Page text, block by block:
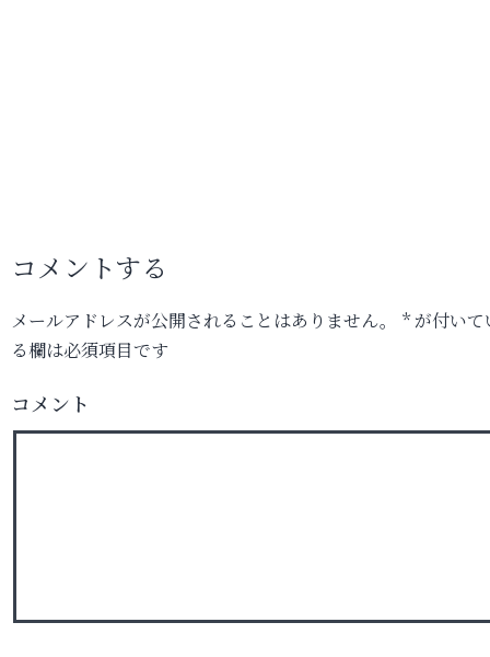
コメントする
メールアドレスが公開されることはありません。 *が付いて
る欄は必須項目です
コメント